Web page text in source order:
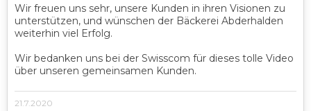
Wir freuen uns sehr, unsere Kunden in ihren Visionen zu
unterstützen, und wünschen der Bäckerei Abderhalden
weiterhin viel Erfolg.
Wir bedanken uns bei der Swisscom für dieses tolle Video
über unseren gemeinsamen Kunden.
21.7.2020